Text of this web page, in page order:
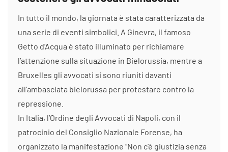
In tutto il mondo, la giornata è stata caratterizzata da
una serie di eventi simbolici. A Ginevra, il famoso
Getto d’Acqua è stato illuminato per richiamare
l’attenzione sulla situazione in Bielorussia, mentre a
Bruxelles gli avvocati si sono riuniti davanti
all’ambasciata bielorussa per protestare contro la
repressione.
In Italia, l’Ordine degli Avvocati di Napoli, con il
patrocinio del Consiglio Nazionale Forense, ha
organizzato la manifestazione “Non c’è giustizia senza